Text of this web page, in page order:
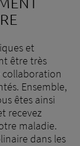
et
être très
collaboration
Ensemble,
êtes ainsi
recevez
maladie.
dans les